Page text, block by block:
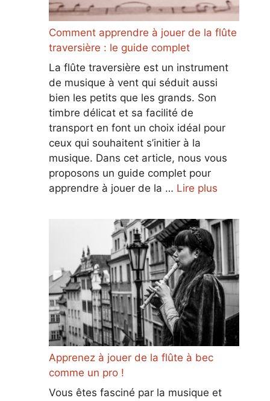
Comment apprendre à jouer de la flûte
traversière : le guide complet
La flûte traversière est un instrument
de musique à vent qui séduit aussi
bien les petits que les grands. Son
timbre délicat et sa facilité de
transport en font un choix idéal pour
ceux qui souhaitent s’initier à la
musique. Dans cet article, nous vous
proposons un guide complet pour
apprendre à jouer de la … Lire plus
Apprenez à jouer de la flûte à bec
comme un pro !
Vous êtes fasciné par la musique et